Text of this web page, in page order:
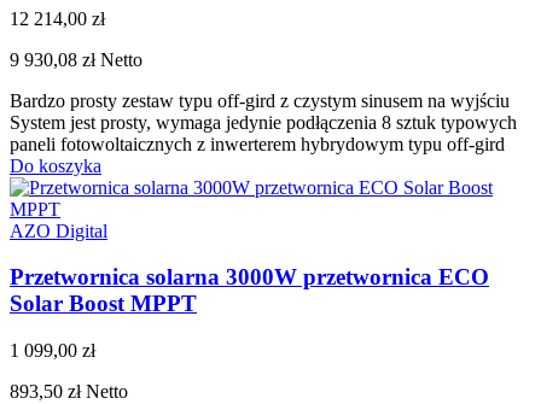
12 214,00 zł
9 930,08 złNetto
Bardzo prosty zestaw typu off-gird z czystym sinusem na wyjściu
System jest prosty, wymaga jedynie podłączenia 8 sztuk typowych
paneli fotowoltaicznych z inwerterem hybrydowym typu off-gird
Do koszyka
AZO Digital
Przetwornica solarna 3000W przetwornica ECO
Solar Boost MPPT
1 099,00 zł
893,50 złNetto